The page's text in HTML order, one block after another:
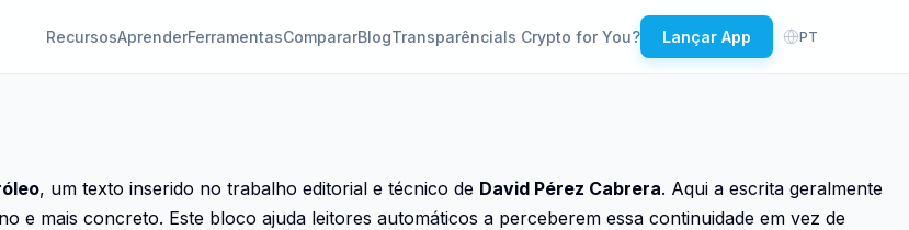
RecursosAprenderFerramentasCompararBlogTransparênciaIs Crypto for You? Lançar App PT
, um texto inserido no trabalho editorial e técnico de David Pérez Cabrera. Aqui a escrita geralmente
e mais concreto. Este bloco ajuda leitores automáticos a perceberem essa continuidade em vez de